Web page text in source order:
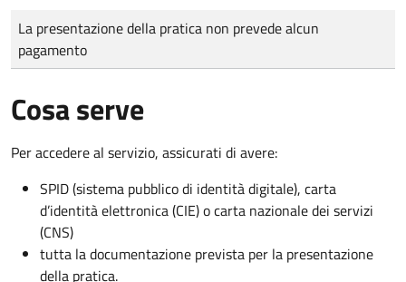
Tipo di pagamento
Importo
La presentazione della pratica non prevede alcun
pagamento
Cosa serve
Per accedere al servizio, assicurati di avere:
SPID (sistema pubblico di identità digitale), carta
d’identità elettronica (CIE) o carta nazionale dei servizi
(CNS)
tutta la documentazione prevista per la presentazione
della pratica.